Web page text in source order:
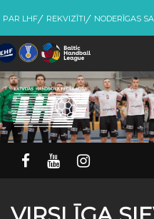
PAR LHF REKVIZĪTI NODERĪGAS